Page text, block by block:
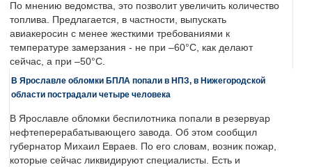
По мнению ведомства, это позволит увеличить количество
топлива. Предлагается, в частности, выпускать
авиакеросин с менее жесткими требованиями к
температуре замерзания - не при –60°C, как делают
сейчас, а при –50°C.
В Ярославле обломки БПЛА попали в НПЗ, в Нижегородской
области пострадали четыре человека
В Ярославле обломки беспилотника попали в резервуар
нефтеперерабатывающего завода. Об этом сообщил
губернатор Михаил Евраев. По его словам, возник пожар,
которые сейчас ликвидируют специалисты. Есть и